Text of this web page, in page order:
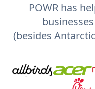
POWR has
(besides